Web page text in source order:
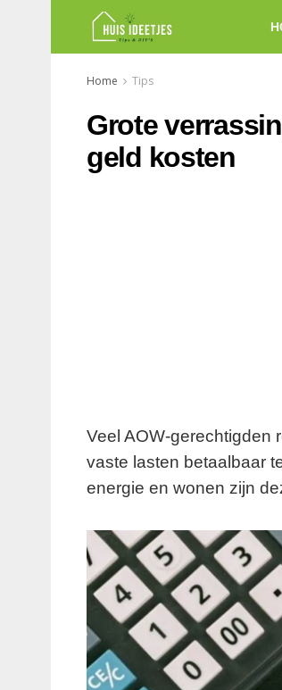
Home Tips
Grote
geld kosten
Veel AOW-gerechtigden
vaste lasten betaalbaar
energie en wonen zijn